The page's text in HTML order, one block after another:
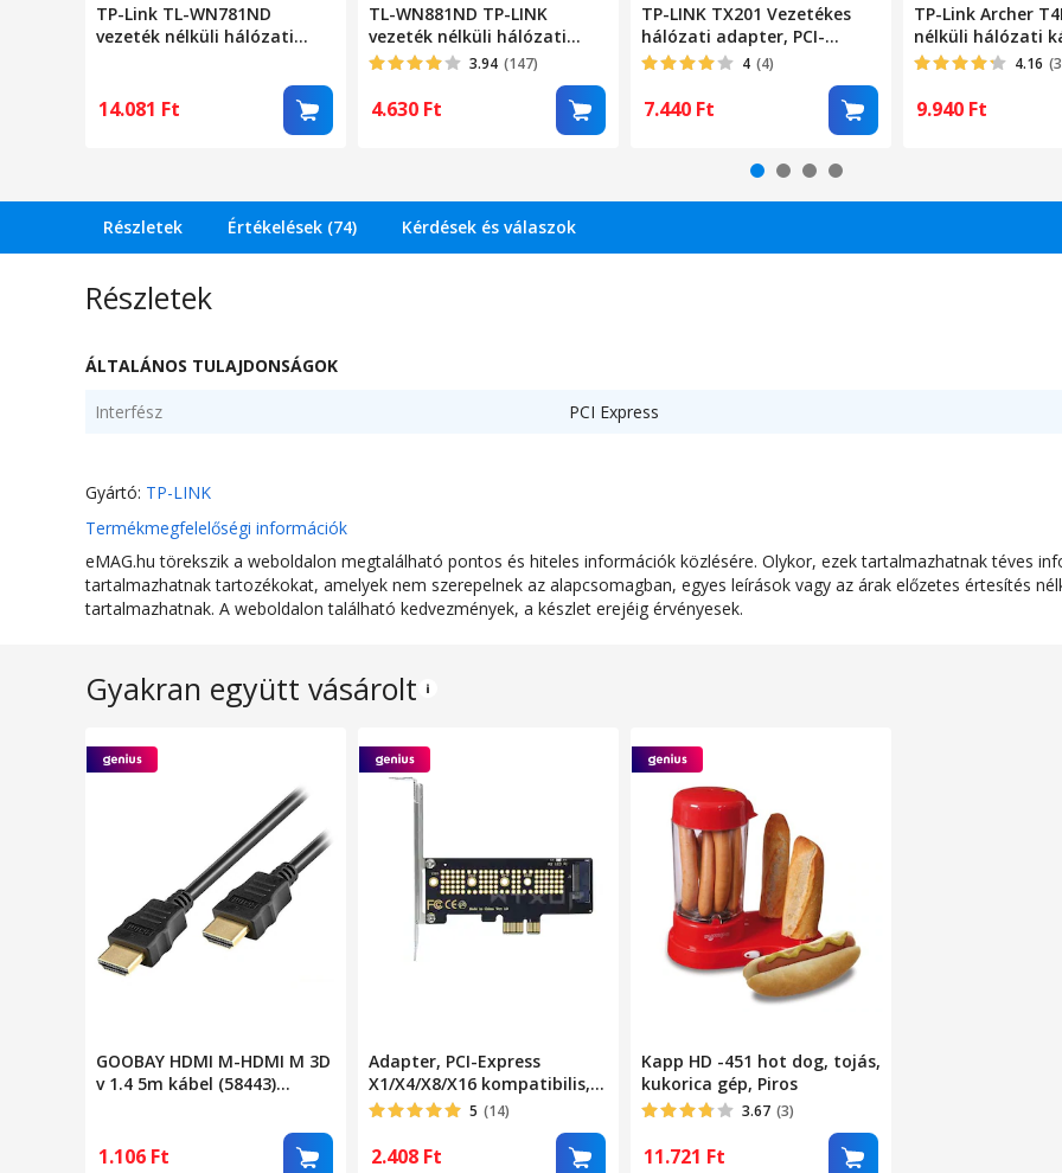
TP-Link TL-WN781ND
vezeték nélküli hálózati
14.081 Ft
TL-WN881ND TP-LINK
vezeték nélküli hálózati
kártya, PCI-E3.94 (147)
4.630 Ft
TP-LINK TX201 Vezetékes
hálózati adapter, PCI-
Express, 2.5Gbps,
4 (4)
7.440 Ft
TP-Link Archer
nélküli hálózati
AC1200, kétsávos,
4.16
9.940 Ft
Részletek Értékelések (74) Kérdések és válaszok
Részletek
ÁLTALÁNOS TULAJDONSÁGOK
Interfész PCI Express
Gyártó: TP-LINK
Termékmegfelelőségi információk
eMAG.hu törekszik a weboldalon megtalálható pontos és hiteles információk közlésére. Olykor, ezek tartalmazhatnak téves
tartalmazhatnak tartozékokat, amelyek nem szerepelnek az alapcsomagban, egyes leírások vagy az árak előzetes értesítés
tartalmazhatnak. A weboldalon található kedvezmények, a készlet erejéig érvényesek.
Gyakran együtt vásárolt
GOOBAY HDMI M-HDMI M 3D
v 1.4 5m kábel (58443)
1.106 Ft
Adapter, PCI-Express
X1/X4/X8/X16 kompatibilis,
fekete
5 (14)
2.408 Ft
Kapp HD -451 hot dog, tojás,
kukorica gép, Piros
3.67 (3)
11.721 Ft